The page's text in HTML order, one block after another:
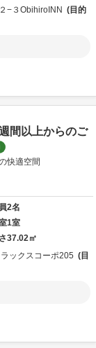
−３ ObihiroINN
目的
間以上からのご
快適空間
2名
1室
37.02㎡
ックスコーポ205
目